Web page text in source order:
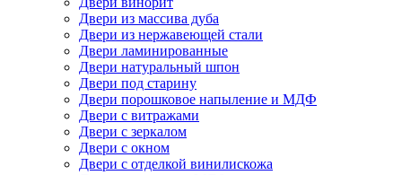
Двери из массива дуба
Двери из нержавеющей стали
Двери ламинированные
Двери натуральный шпон
Двери под старину
Двери порошковое напыление и МДФ
Двери с витражами
Двери с зеркалом
Двери с окном
Двери с отделкой винилискожа